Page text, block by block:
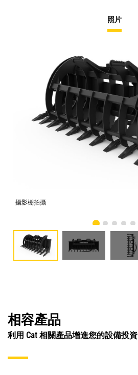
照片
攝影棚拍攝
相容產品
利用 Cat 相關產品增進您的設備投資